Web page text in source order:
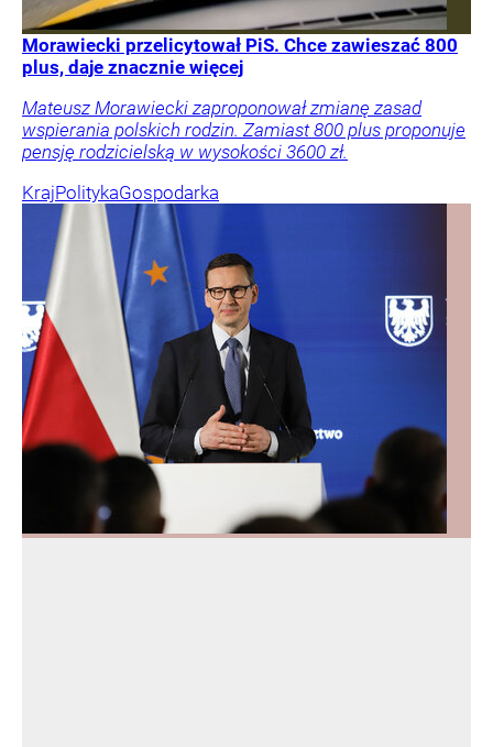
Morawiecki przelicytował PiS. Chce zawieszać 800
plus, daje znacznie więcej
Mateusz Morawiecki zaproponował zmianę zasad
wspierania polskich rodzin. Zamiast 800 plus proponuje
pensję rodzicielską w wysokości 3600 zł.
KrajPolitykaGospodarka